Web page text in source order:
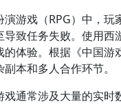
演游戏（RPG）中，
导致任务失败。使用西
的体验。根据《中国游
本和多人合作环节。
戏通常涉及大量的实时